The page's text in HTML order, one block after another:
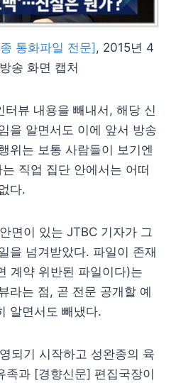
통화파일 전문] , 2015년 4
송 화면 캡처
뷰 내용을 빼내서, 해당 신
을 알면서도 이에 앞서 방송
위는 보통 사람들이 보기엔
직업 집단 안에서는 어떠
다.
면이 있는 JTBC 기자가 그
을 넘겨받았다. 파일이 존재
계약 위반된 파일이다)는
라는 점, 곧 전문 공개할 예
알면서도 빼냈다.
되기 시작하고 성완종의 육
족과 [경향신문] 편집국장이